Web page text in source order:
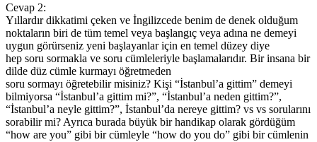
Cevap 2:
Yıllardır dikkatimi çeken ve İngilizcede benim de denek olduğum
noktaların biri de tüm temel veya başlangıç veya adına ne demeyi
uygun görürseniz yeni başlayanlar için en temel düzey diye
hep soru sormakla ve soru cümleleriyle başlamalarıdır. Bir insana bir
dilde düz cümle kurmayı öğretmeden
soru sormayı öğretebilir misiniz? Kişi “İstanbul’a gittim” demeyi
bilmiyorsa “İstanbul’a gittim mi?”, “İstanbul’a neden gittim?”,
“İstanbul’a neyle gittim?”, İstanbul’da nereye gittim? vs vs sorularını
sorabilir mi? Ayrıca burada büyük bir handikap olarak gördüğüm
“how are you” gibi bir cümleyle “how do you do” gibi bir cümlenin